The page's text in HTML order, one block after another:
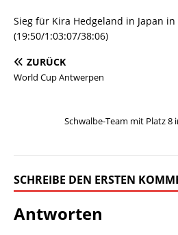
Sieg für Kira Hedgeland in Japan in
(19:50/1:03:07/38:06)
ZURÜCK
World Cup Antwerpen
Schwalbe-Team mit Platz 8
SCHREIBE DEN ERSTEN
Antworten